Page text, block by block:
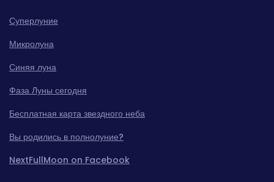
Суперлуние
Микролуна
Синяя луна
Фаза Луны сегодня
Бесплатная карта звездного неба
Вы родились в полнолуние?
NextFullMoon on Facebook